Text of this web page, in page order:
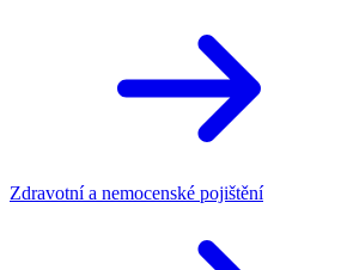
Zdravotní a nemocenské pojištění